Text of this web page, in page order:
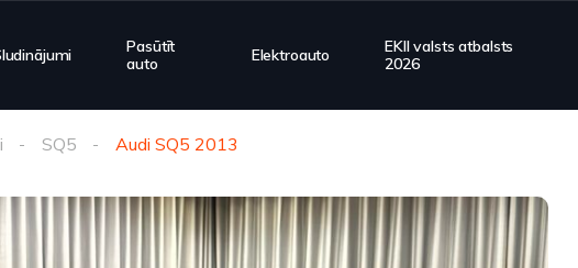
Pasūtīt
auto
Elektroauto
EKII valsts atbalsts
2026
SQ5 Audi SQ5 2013